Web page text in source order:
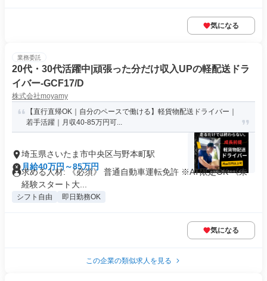
気になる
業務委託
20代・30代活躍中|頑張った分だけ収入UPの軽配送ドラ
イバー-GCF17/D
株式会社moyamy
【直行直帰OK｜自分のペースで働ける】軽貨物配送ドライバー｜
若手活躍｜月収40-85万円可...
埼玉県さいたま市中央区与野本町駅
月給40万円～85万円
求める人材: 《必須》 普通自動車運転免許 ※AT限定OK 《未
経験スタート大...
シフト自由 即日勤務OK
気になる
この企業の類似求人を見る